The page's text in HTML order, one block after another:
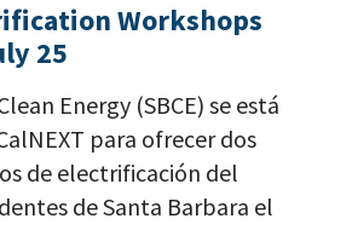
Workshops
25
Energy (SBCE) se está
para ofrecer dos
de electrificación del
de Santa Barbara el